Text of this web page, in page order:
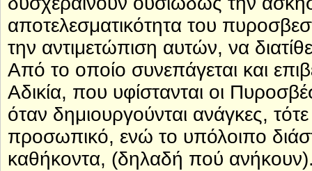
αποτελεσματικότητα του
την αντιμετώπιση αυτών, να
Από το οποίο συνεπάγεται και
Αδικία, που υφίστανται οι
όταν δημιουργούνται ανάγκες,
προσωπικό, ενώ το υπόλοιπο
καθήκοντα, (δηλαδή πού